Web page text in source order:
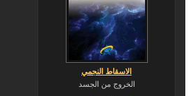
الاسقاط النجمي
الخروج من الجسد